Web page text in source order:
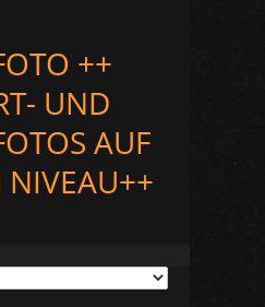
++
UND
AUF